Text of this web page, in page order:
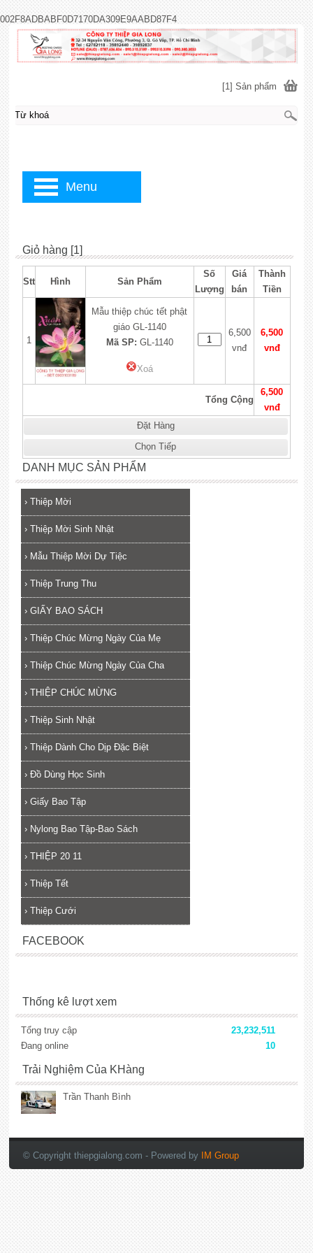
002F8ADBABF0D7170DA309E9AABD87F4
Giỏ hàng [1]
Stt Hình Sản Phẩm
Số
Lượng
Giá
bán
Thành
Tiền
1
Mẫu thiệp chúc tết phật
giáo GL-1140
Mã SP: GL-1140
Xoá
6,500
vnđ
6,500
vnđ
Tổng Cộng
6,500
vnđ
Đặt Hàng
Chọn Tiếp
DANH MỤC SẢN PHẨM
› Thiệp Mời
› Thiệp Mời Sinh Nhật
› Mẫu Thiệp Mời Dự Tiệc
› Thiệp Trung Thu
› GIẤY BAO SÁCH
› Thiệp Chúc Mừng Ngày Của Mẹ
› Thiệp Chúc Mừng Ngày Của Cha
› THIỆP CHÚC MỪNG
› Thiệp Sinh Nhật
› Thiệp Dành Cho Dịp Đặc Biệt
› Đồ Dùng Học Sinh
› Giấy Bao Tập
› Nylong Bao Tập-Bao Sách
› THIỆP 20 11
› Thiệp Tết
› Thiệp Cưới
FACEBOOK
Thống kê lượt xem
Tổng truy cập
23,232,511
Đang online
10
Trải Nghiệm Của KHàng
Trần Thanh Bình
[1] Sản phẩm
Menu
© Copyright thiepgialong.com - Powered by IM Group